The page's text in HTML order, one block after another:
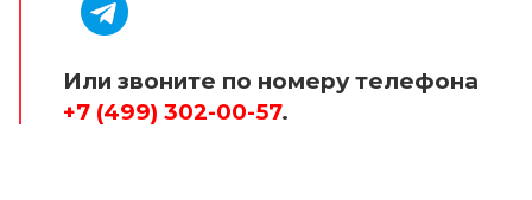
Или звоните по номеру телефона
+7 (499) 302-00-57.